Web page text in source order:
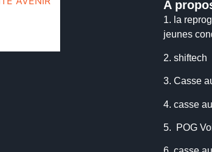
A
1. la
jeunes
2.shiftech
3.Casse
4.casse
5. POG